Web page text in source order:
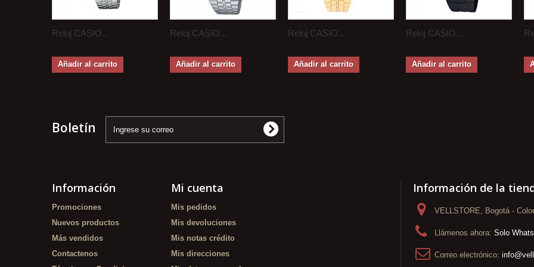
Reloj CASIO...
Añadir al carrito
Reloj CASIO...
Añadir al carrito
Reloj CASIO...
Añadir al carrito
Reloj CASIO...
Añadir al carrito
Boletín
Información
Promociones
Nuevos productos
Más vendidos
Contactenos
Mi cuenta
Mis pedidos
Mis devoluciones
Mis notas crédito
Mis direcciones
Información de la
VELLSTORE, Bogotá -
Llámenos ahora: Solo
Correo electrónico: